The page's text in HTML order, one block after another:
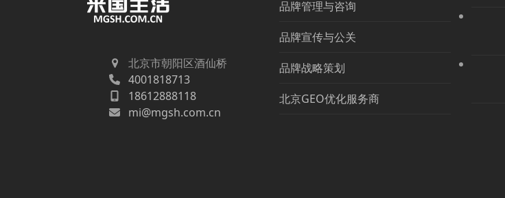
北京市朝阳区酒仙桥
4001818713
18612888118
mi@mgsh.com.cn
品牌管理与咨询
品牌宣传与公关
品牌战略策划
北京GEO优化服务商